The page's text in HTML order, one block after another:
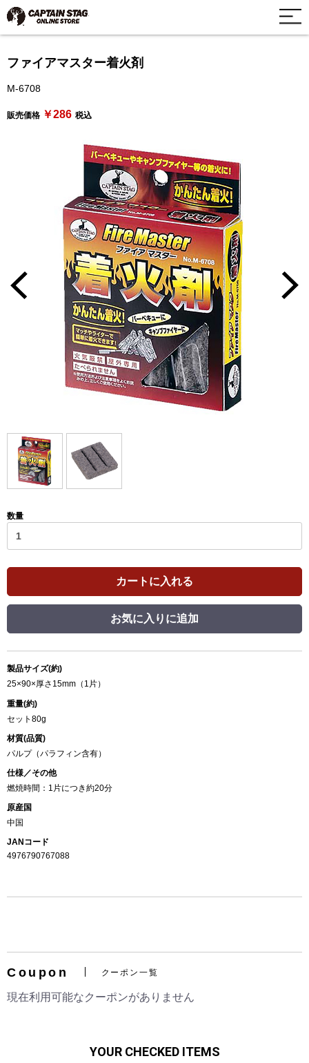
ファイアマスター着火剤
M-6708
販売価格 ￥286 税込
数量
カートに入れる
お買い物を続ける カートへ進む
お気に入りに追加
製品サイズ(約)
25×90×厚さ15mm（1片）
重量(約)
セット80g
材質(品質)
パルプ（パラフィン含有）
仕様／その他
燃焼時間：1片につき約20分
原産国
中国
JANコード
4976790767088
Coupon クーポン一覧
現在利用可能なクーポンがありません
YOUR CHECKED ITEMS